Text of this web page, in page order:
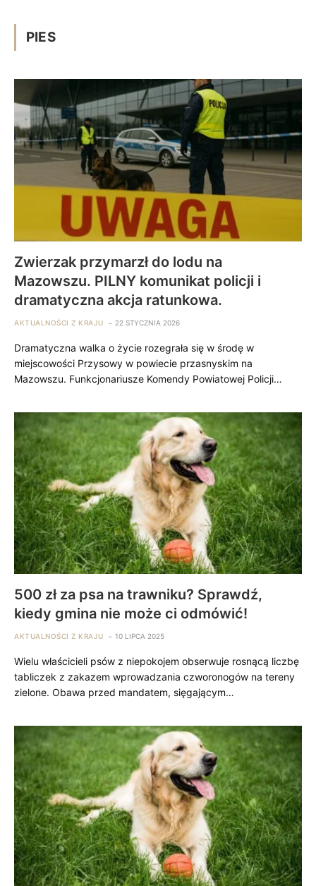
PIES
Zwierzak przymarzł do lodu na
Mazowszu. PILNY komunikat policji i
dramatyczna akcja ratunkowa.
AKTUALNOŚCI Z KRAJU 22 STYCZNIA 2026
Dramatyczna walka o życie rozegrała się w środę w
miejscowości Przysowy w powiecie przasnyskim na
Mazowszu. Funkcjonariusze Komendy Powiatowej Policji…
500 zł za psa na trawniku? Sprawdź,
kiedy gmina nie może ci odmówić!
AKTUALNOŚCI Z KRAJU 10 LIPCA 2025
Wielu właścicieli psów z niepokojem obserwuje rosnącą liczbę
tabliczek z zakazem wprowadzania czworonogów na tereny
zielone. Obawa przed mandatem, sięgającym…